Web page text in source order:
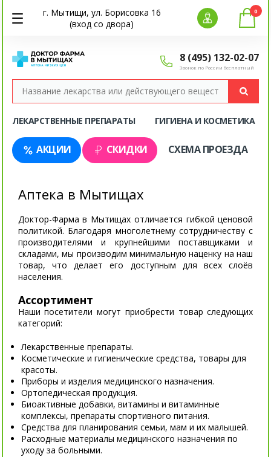
г. Мытищи, ул. Борисовка 16
(вход со двора)
8 (495) 132-02-07
Звонок по России бесплатный
0
ЛЕКАРСТВЕННЫЕ ПРЕПАРАТЫ ГИГИЕНА И КОСМЕТИКА
АКЦИИ СКИДКИ СХЕМА ПРОЕЗДА
Аптека в Мытищах
Доктор-Фарма в Мытищах отличается гибкой ценовой
политикой. Благодаря многолетнему сотрудничеству с
производителями и крупнейшими поставщиками и
складами, мы производим минимальную наценку на наш
товар, что делает его доступным для всех слоёв
населения.
Ассортимент
Наши посетители могут приобрести товар следующих
категорий:
Лекарственные препараты.
Косметические и гигиенические средства, товары для
красоты.
Приборы и изделия медицинского назначения.
Ортопедическая продукция.
Биоактивные добавки, витамины и витаминные
комплексы, препараты спортивного питания.
Средства для планирования семьи, мам и их малышей.
Расходные материалы медицинского назначения по
уходу за больными.